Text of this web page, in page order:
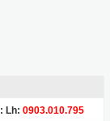
Lh: 0903.010.795